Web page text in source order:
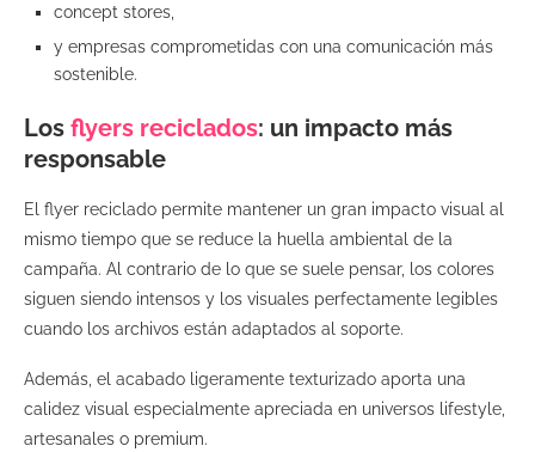
concept stores,
y empresas comprometidas con una comunicación más
sostenible.
Los flyers reciclados: un impacto más
responsable
El flyer reciclado permite mantener un gran impacto visual al
mismo tiempo que se reduce la huella ambiental de la
campaña. Al contrario de lo que se suele pensar, los colores
siguen siendo intensos y los visuales perfectamente legibles
cuando los archivos están adaptados al soporte.
Además, el acabado ligeramente texturizado aporta una
calidez visual especialmente apreciada en universos lifestyle,
artesanales o premium.